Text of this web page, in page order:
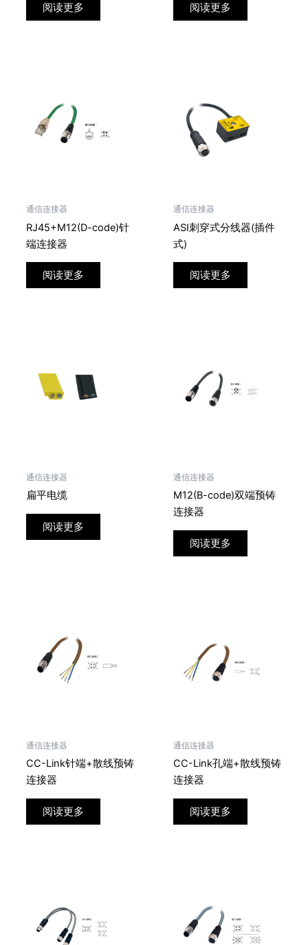
阅读更多 阅读更多
通信连接器
RJ45+M12(D-code)针
端连接器
阅读更多
通信连接器
ASI刺穿式分线器(插件
式)
阅读更多
通信连接器
扁平电缆
阅读更多
通信连接器
M12(B-code)双端预铸
连接器
阅读更多
通信连接器
CC-Link针端+散线预铸
连接器
阅读更多
通信连接器
CC-Link孔端+散线预铸
连接器
阅读更多